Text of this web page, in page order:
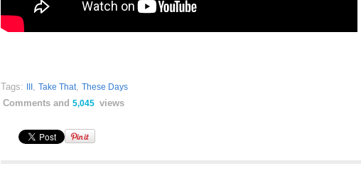
Tags: , Take That, These Days
Comments and 5,045 views